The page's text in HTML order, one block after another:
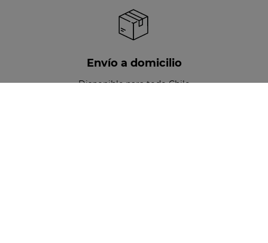
Envío a domicilio
Disponible para todo Chile